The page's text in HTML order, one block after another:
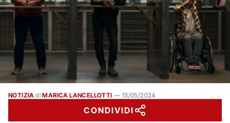
NOTIZIA di MARICA LANCELLOTTI — 13/05/2024
CONDIVIDI